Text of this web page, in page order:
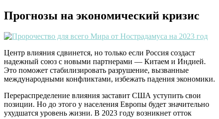
Прогнозы на экономический кризис
Центр влияния сдвинется, но только если Россия создаст
надежный союз с новыми партнерами — Китаем и Индией.
Это поможет стабилизировать разрушение, вызванные
международными конфликтами, избежать падения экономики.
Перераспределение влияния заставит США уступить свои
позиции. Но до этого у населения Европы будет значительно
ухудшатся уровень жизни. В 2023 году возникнет отток